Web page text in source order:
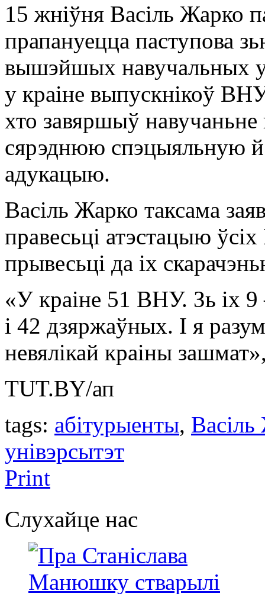
15 жніўня Васіль Жарко
прапануецца паступова
вышэйшых навучальных
у краіне выпускнікоў
хто завяршыў навучаньне
сярэднюю спэцыяльную й
адукацыю.
Васіль Жарко таксама
правесьці атэстацыю
прывесьці да іх
«У краіне 51 ВНУ. Зь іх
і 42 дзяржаўных. І я
невялікай краіны
TUT.BY/ап
tags: абітурыенты,
унівэрсытэт
Print
Слухайце нас